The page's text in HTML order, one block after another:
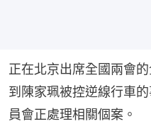
正在北京出席全國兩會
到陳家珮被控逆線行車
員會正處理相關個案。